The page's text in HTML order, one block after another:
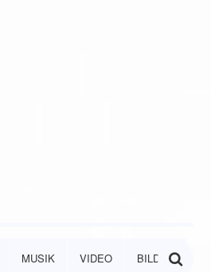
MUSIK VIDEO BILDER